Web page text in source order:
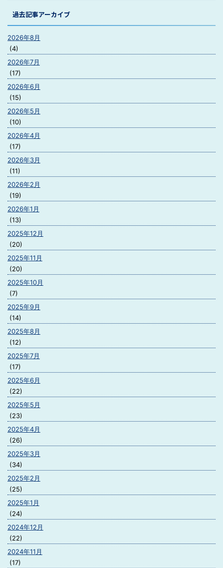
過去記事アーカイブ
2026年8月
(4)
2026年7月
(17)
2026年6月
(15)
2026年5月
(10)
2026年4月
(17)
2026年3月
(11)
2026年2月
(19)
2026年1月
(13)
2025年12月
(20)
2025年11月
(20)
2025年10月
(7)
2025年9月
(14)
2025年8月
(12)
2025年7月
(17)
2025年6月
(22)
2025年5月
(23)
2025年4月
(26)
2025年3月
(34)
2025年2月
(25)
2025年1月
(24)
2024年12月
(22)
2024年11月
(17)